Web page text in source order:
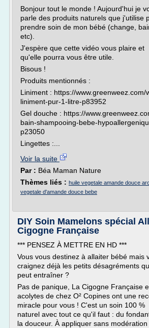
Bonjour tout le monde ! Aujourd'hui je
parle des produits naturels que j'utilise
prendre soin de mon bébé (change,
etc).
J'espère que cette vidéo vous plaire et
qu'elle pourra vous être utile.
Bisous !
Produits mentionnés :
Liniment : https://www.greenweez.com/
liniment-pur-1-litre-p83952
Gel douche : https://
bain-shampooing-bebe-
p23050
Lingettes :...
Voir la suite
Par : Béa Maman Nature
Thèmes liés : huile vegetale amande douce
vegetale d'amande douce bebe
DIY Soin Mamelons spécial
Cigogne Française
*** PENSEZ À METTRE EN HD ***
Vous vous destinez à allaiter bébé mais
craignez déjà les petits désagréments
peut entraîner ?
Pas de panique, La Cigogne Française
acolytes de chez O² Copines ont une
miracle pour vous ! C'est un soin 100 %
naturel avec tout ce qu'il faut : du
la douceur. À appliquer sans